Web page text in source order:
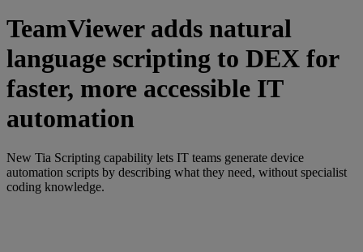
TeamViewer adds natural
language scripting to DEX for
faster, more accessible IT
automation
New Tia Scripting capability lets IT teams generate device
automation scripts by describing what they need, without specialist
coding knowledge.